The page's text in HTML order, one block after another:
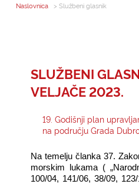
E-
Naslovnica > Službeni glasnik
SLUŽBENI
VELJAČE 2023.
19. Godišnji plan
na području Grada
Na temelju članka 37.
morskim lukama (
100/04, 141/06, 38/09, 123/